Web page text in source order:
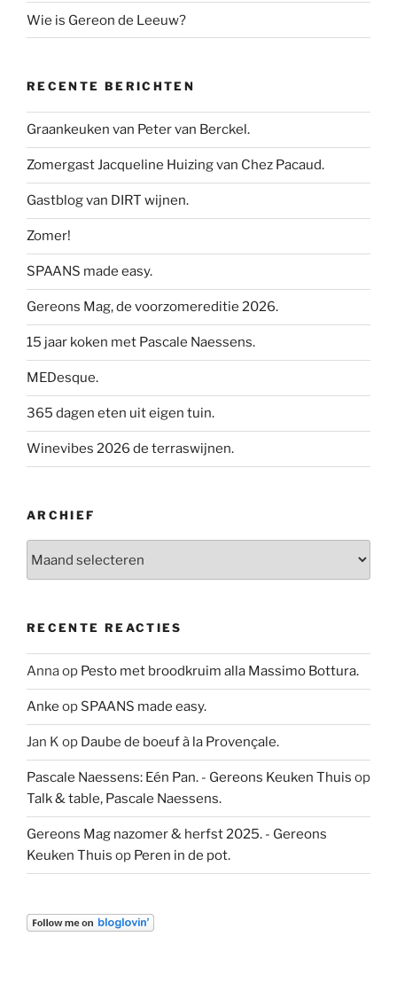
Wie is Gereon de Leeuw?
RECENTE BERICHTEN
Graankeuken van Peter van Berckel.
Zomergast Jacqueline Huizing van Chez Pacaud.
Gastblog van DIRT wijnen.
Zomer!
SPAANS made easy.
Gereons Mag, de voorzomereditie 2026.
15 jaar koken met Pascale Naessens.
MEDesque.
365 dagen eten uit eigen tuin.
Winevibes 2026 de terraswijnen.
ARCHIEF
RECENTE REACTIES
Annaop Pesto met broodkruim alla Massimo Bottura.
Anke op SPAANS made easy.
Jan K op Daube de boeuf à la Provençale.
Pascale Naessens: Eén Pan. - Gereons Keuken Thuis op
Talk & table, Pascale Naessens.
Gereons Mag nazomer & herfst 2025. - Gereons
Keuken Thuis op Peren in de pot.